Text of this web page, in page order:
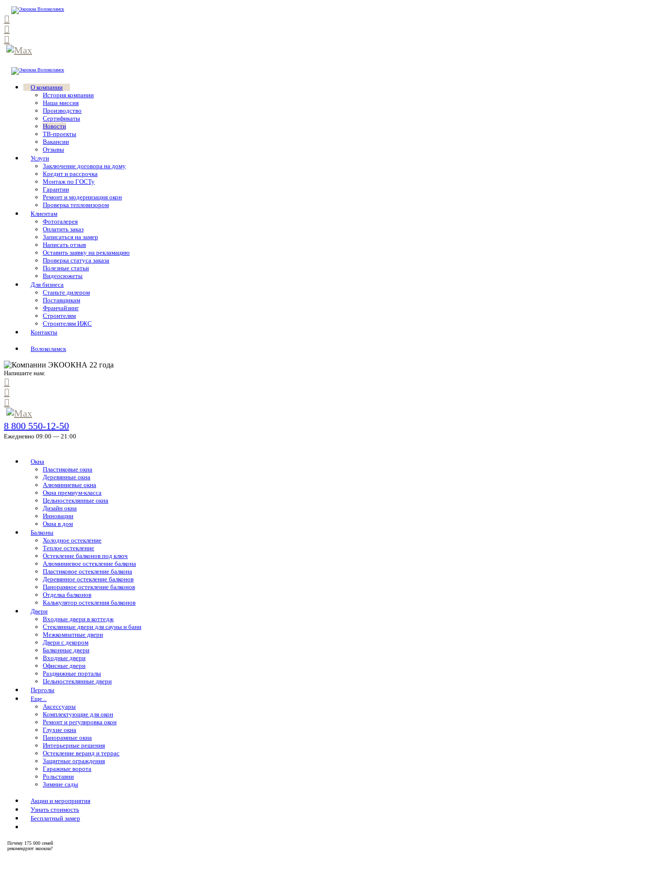
О компании
История компании
Наша миссия
Производство
Сертификаты
Новости
ТВ-проекты
Вакансии
Отзывы
Услуги
Заключение договора на дому
Кредит и рассрочка
Монтаж по ГОСТу
Гарантии
Ремонт и модернизация окон
Проверка тепловизором
Клиентам
Фотогалерея
Оплатить заказ
Записаться на замер
Написать отзыв
Оставить заявку на рекламацию
Проверка статуса заказа
Полезные статьи
Видеосюжеты
Для бизнеса
Станьте дилером
Поставщикам
Франчайзинг
Строителям
Строителям ИЖС
Контакты
Волоколамск
Напишите нам:
8 800 550-12-50
Ежедневно 09:00 — 21:00
Окна
Пластиковые окна
Деревянные окна
Алюминиевые окна
Окна премиум-класса
Цельностеклянные окна
Дизайн окна
Инновации
Окна в дом
Балконы
Холодное остекление
Теплое остекление
Остекление балконов под ключ
Алюминиевое остекление балкона
Пластиковое остекление балкона
Деревянное остекление балконов
Панорамное остекление балконов
Отделка балконов
Калькулятор остекления балконов
Двери
Входные двери в коттедж
Стеклянные двери для сауны и бани
Межкомнатные двери
Двери с декором
Балконные двери
Входные двери
Офисные двери
Раздвижные порталы
Цельностеклянные двери
Перголы
Еще...
Аксессуары
Комплектующие для окон
Ремонт и регулировка окон
Глухие окна
Панорамные окна
Интерьерные решения
Остекление веранд и террас
Защитные ограждения
Гаражные ворота
Рольставни
Зимние сады
Акции и мероприятия
Узнать стоимость
Бесплатный замер
Почему 175 000 семей
рекомендуют экоокна?